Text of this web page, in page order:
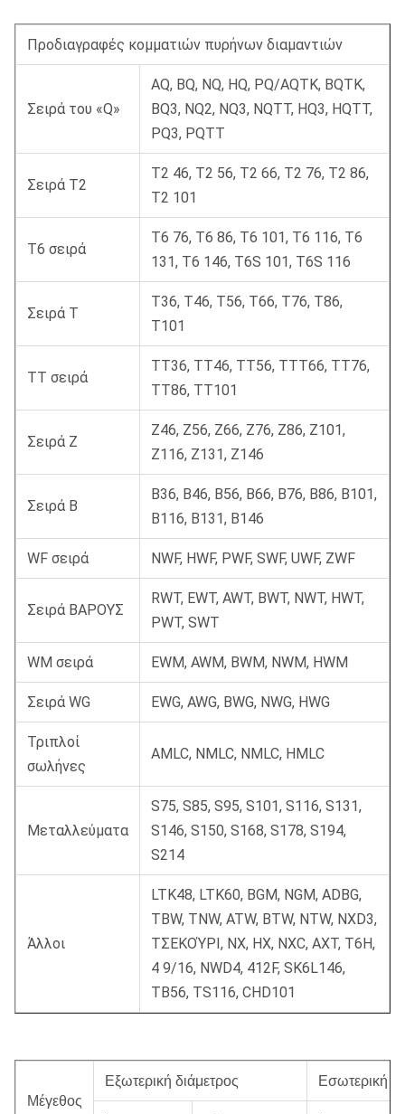
Προδιαγραφές κομματιών πυρήνων διαμαντιών
Σειρά του «Q»
AQ, BQ, NQ, HQ, PQ/AQTK, BQTK,
BQ3, NQ2, NQ3, NQTT, HQ3, HQTT,
PQ3, PQTT
Σειρά T2
T2 46, T2 56, T2 66, T2 76, T2 86,
T2 101
T6 σειρά
T6 76, T6 86, T6 101, T6 116, T6
131, T6 146, T6S 101, T6S 116
Σειρά Τ
T36, T46, T56, T66, T76, T86,
T101
TT σειρά
TT36, TT46, TT56, TTT66, TT76,
TT86, TT101
Σειρά Ζ
Z46, Z56, Z66, Z76, Z86, Z101,
Z116, Z131, Z146
Σειρά Β
B36, B46, B56, B66, B76, B86, B101,
B116, B131, B146
WF σειρά NWF, HWF, PWF, SWF, UWF, ZWF
Σειρά ΒΑΡΟΥΣ
RWT, EWT, AWT, BWT, NWT, HWT,
PWT, SWT
WM σειρά EWM, AWM, BWM, NWM, HWM
Σειρά WG EWG, AWG, BWG, NWG, HWG
Τριπλοί
σωλήνες
AMLC, NMLC, NMLC, HMLC
Μεταλλεύματα
S75, S85, S95, S101, S116, S131,
S146, S150, S168, S178, S194,
S214
Άλλοι
LTK48, LTK60, BGM, NGM, ADBG,
TBW, TNW, ATW, BTW, NTW, NXD3,
ΤΣΕΚΟΎΡΙ, NX, HX, NXC, AXT, T6H,
4 9/16, NWD4, 412F, SK6L146,
TB56, TS116, CHD101
Μέγεθος
Εξωτερική διάμετρος Εσωτερική